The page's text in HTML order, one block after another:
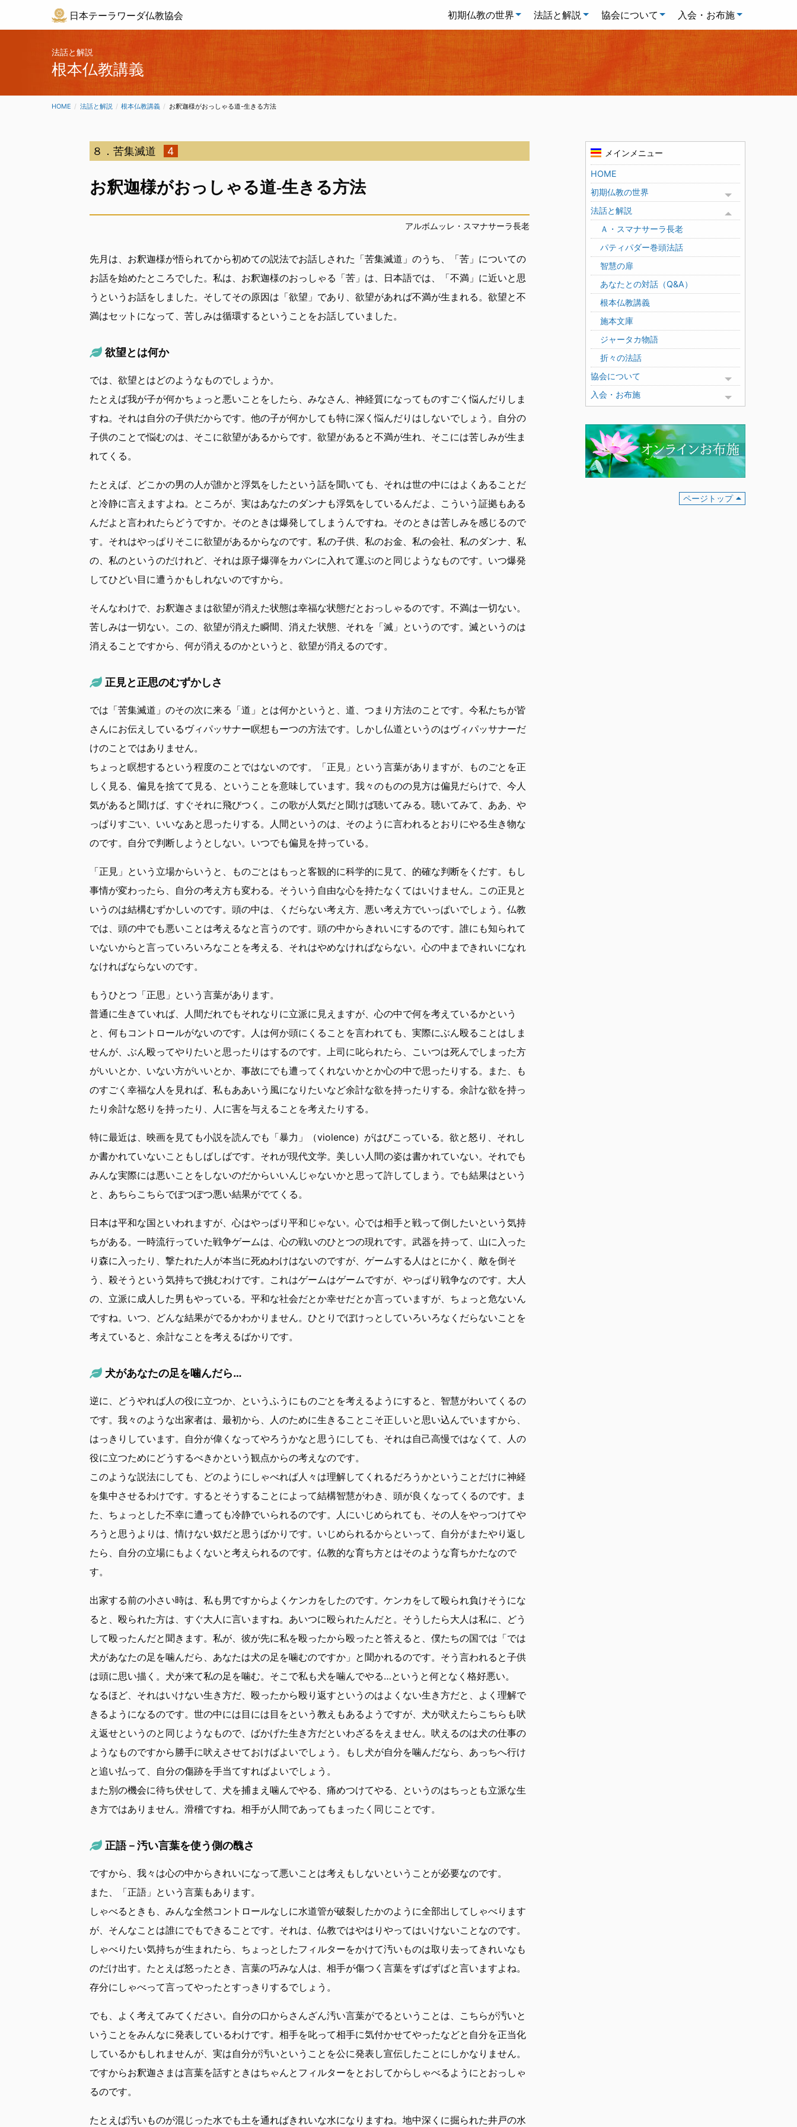
日本テーラワーダ仏教協会 初期仏教の世界 法話と解説 協会について 入会・お布施
法話と解説
根本仏教講義
HOME 法話と解説 根本仏教講義 CURRENT:
お釈迦様がおっしゃる道-生きる方法
８．苦集滅道 4
お釈迦様がおっしゃる道-生きる方法
アルボムッレ・スマナサーラ長老
先月は、お釈迦様が悟られてから初めての説法でお話しされた「苦集滅道」のうち、「苦」についての
お話を始めたところでした。私は、お釈迦様のおっしゃる「苦」は、日本語では、「不満」に近いと思
うというお話をしました。そしてその原因は「欲望」であり、欲望があれば不満が生まれる。欲望と不
満はセットになって、苦しみは循環するということをお話していました。
欲望とは何か
では、欲望とはどのようなものでしょうか。
たとえば我が子が何かちょっと悪いことをしたら、みなさん、神経質になってものすごく悩んだりしま
すね。それは自分の子供だからです。他の子が何かしても特に深く悩んだりはしないでしょう。自分の
子供のことで悩むのは、そこに欲望があるからです。欲望があると不満が生れ、そこには苦しみが生ま
れてくる。
たとえば、どこかの男の人が誰かと浮気をしたという話を聞いても、それは世の中にはよくあることだ
と冷静に言えますよね。ところが、実はあなたのダンナも浮気をしているんだよ、こういう証拠もある
んだよと言われたらどうですか。そのときは爆発してしまうんですね。そのときは苦しみを感じるので
す。それはやっぱりそこに欲望があるからなのです。私の子供、私のお金、私の会社、私のダンナ、私
の、私のというのだけれど、それは原子爆弾をカバンに入れて運ぶのと同じようなものです。いつ爆発
してひどい目に遭うかもしれないのですから。
そんなわけで、お釈迦さまは欲望が消えた状態は幸福な状態だとおっしゃるのです。不満は一切ない。
苦しみは一切ない。この、欲望が消えた瞬間、消えた状態、それを「滅」というのです。滅というのは
消えることですから、何が消えるのかというと、欲望が消えるのです。
正見と正思のむずかしさ
では「苦集滅道」のその次に来る「道」とは何かというと、道、つまり方法のことです。今私たちが皆
さんにお伝えしているヴィパッサナー瞑想もーつの方法です。しかし仏道というのはヴィパッサナーだ
けのことではありません。
ちょっと瞑想するという程度のことではないのです。「正見」という言葉がありますが、ものごとを正
しく見る、偏見を捨てて見る、ということを意味しています。我々のものの見方は偏見だらけで、今人
気があると聞けば、すぐそれに飛びつく。この歌が人気だと聞けば聴いてみる。聴いてみて、ああ、や
っぱりすごい、いいなあと思ったりする。人間というのは、そのように言われるとおりにやる生き物な
のです。自分で判断しようとしない。いつでも偏見を持っている。
「正見」という立場からいうと、ものごとはもっと客観的に科学的に見て、的確な判断をくだす。もし
事情が変わったら、自分の考え方も変わる。そういう自由な心を持たなくてはいけません。この正見と
いうのは結構むずかしいのです。頭の中は、くだらない考え方、悪い考え方でいっぱいでしょう。仏教
では、頭の中でも悪いことは考えるなと言うのです。頭の中からきれいにするのです。誰にも知られて
いないからと言っていろいろなことを考える、それはやめなければならない。心の中まできれいになれ
なければならないのです。
もうひとつ「正思」という言葉があります。
普通に生きていれば、人間だれでもそれなりに立派に見えますが、心の中で何を考えているかという
と、何もコントロールがないのです。人は何か頭にくることを言われても、実際にぶん殴ることはしま
せんが、ぶん殴ってやりたいと思ったりはするのです。上司に叱られたら、こいつは死んでしまった方
がいいとか、いない方がいいとか、事故にでも遭ってくれないかとか心の中で思ったりする。また、も
のすごく幸福な人を見れば、私もああいう風になりたいなど余計な欲を持ったりする。余計な欲を持っ
たり余計な怒りを持ったり、人に害を与えることを考えたりする。
特に最近は、映画を見ても小説を読んでも「暴力」（violence）がはびこっている。欲と怒り、それし
か書かれていないこともしばしばです。それが現代文学。美しい人間の姿は書かれていない。それでも
みんな実際には悪いことをしないのだからいいんじゃないかと思って許してしまう。でも結果はという
と、あちらこちらでぽつぽつ悪い結果がでてくる。
日本は平和な国といわれますが、心はやっぱり平和じゃない。心では相手と戦って倒したいという気持
ちがある。一時流行っていた戦争ゲームは、心の戦いのひとつの現れです。武器を持って、山に入った
り森に入ったり、撃たれた人が本当に死ぬわけはないのですが、ゲームする人はとにかく、敵を倒そ
う、殺そうという気持ちで挑むわけです。これはゲームはゲームですが、やっぱり戦争なのです。大人
の、立派に成人した男もやっている。平和な社会だとか幸せだとか言っていますが、ちょっと危ないん
ですね。いつ、どんな結果がでるかわかりません。ひとりでぼけっとしていろいろなくだらないことを
考えていると、余計なことを考えるばかりです。
犬があなたの足を噛んだら…
逆に、どうやれば人の役に立つか、というふうにものごとを考えるようにすると、智慧がわいてくるの
です。我々のような出家者は、最初から、人のために生きることこそ正しいと思い込んでいますから、
はっきりしています。自分が偉くなってやろうかなと思うにしても、それは自己高慢ではなくて、人の
役に立つためにどうするべきかという観点からの考えなのです。
このような説法にしても、どのようにしゃべれば人々は理解してくれるだろうかということだけに神経
を集中させるわけです。するとそうすることによって結構智慧がわき、頭が良くなってくるのです。ま
た、ちょっとした不幸に遭っても冷静でいられるのです。人にいじめられても、その人をやっつけてや
ろうと思うよりは、情けない奴だと思うばかりです。いじめられるからといって、自分がまたやり返し
たら、自分の立場にもよくないと考えられるのです。仏教的な育ち方とはそのような育ちかたなので
す。
出家する前の小さい時は、私も男ですからよくケンカをしたのです。ケンカをして殴られ負けそうにな
ると、殴られた方は、すぐ大人に言いますね。あいつに殴られたんだと。そうしたら大人は私に、どう
して殴ったんだと聞きます。私が、彼が先に私を殴ったから殴ったと答えると、僕たちの国では「では
犬があなたの足を噛んだら、あなたは犬の足を噛むのですか」と聞かれるのです。そう言われると子供
は頭に思い描く。犬が来て私の足を噛む。そこで私も犬を噛んでやる…というと何となく格好悪い。
なるほど、それはいけない生き方だ、殴ったから殴り返すというのはよくない生き方だと、よく理解で
きるようになるのです。世の中には目には目をという教えもあるようですが、犬が吠えたらこちらも吠
え返せというのと同じようなもので、ばかげた生き方だといわざるをえません。吠えるのは犬の仕事の
ようなものですから勝手に吠えさせておけばよいでしょう。もし犬が自分を噛んだなら、あっちへ行け
と追い払って、自分の傷跡を手当てすればよいでしょう。
また別の機会に待ち伏せして、犬を捕まえ噛んでやる、痛めつけてやる、というのはちっとも立派な生
き方ではありません。滑稽ですね。相手が人間であってもまったく同じことです。
正語－汚い言葉を使う側の醜さ
ですから、我々は心の中からきれいになって悪いことは考えもしないということが必要なのです。
また、「正語」という言葉もあります。
しゃべるときも、みんな全然コントロールなしに水道管が破裂したかのように全部出してしゃべります
が、そんなことは誰にでもできることです。それは、仏教ではやはりやってはいけないことなのです。
しゃべりたい気持ちが生まれたら、ちょっとしたフィルターをかけて汚いものは取り去ってきれいなも
のだけ出す。たとえば怒ったとき、言葉の巧みな人は、相手が傷つく言葉をずばずばと言いますよね。
存分にしゃべって言ってやったとすっきりするでしょう。
でも、よく考えてみてください。自分の口からさんざん汚い言葉がでるということは、こちらが汚いと
いうことをみんなに発表しているわけです。相手を叱って相手に気付かせてやったなどと自分を正当化
しているかもしれませんが、実は自分が汚いということを公に発表し宣伝したことにしかなりません。
ですからお釈迦さまは言葉を話すときはちゃんとフィルターをとおしてからしゃべるようにとおっしゃ
るのです。
たとえば汚いものが混じった水でも土を通ればきれいな水になりますね。地中深くに掘られた井戸の水
メインメニュー
HOME
初期仏教の世界
Toggle menu
法話と解説
Toggle menu
Ａ・スマナサーラ長老
パティパダー巻頭法話
智慧の扉
あなたとの対話（Q&A）
根本仏教講義
施本文庫
ジャータカ物語
折々の法話
協会について
Toggle menu
入会・お布施
Toggle menu
ページトップ